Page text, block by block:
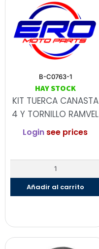
B-C0763-1
HAY STOCK
KIT TUERCA CANASTA
4 Y TORNILLO RAMVEL
Login see prices
Añadir al carrito